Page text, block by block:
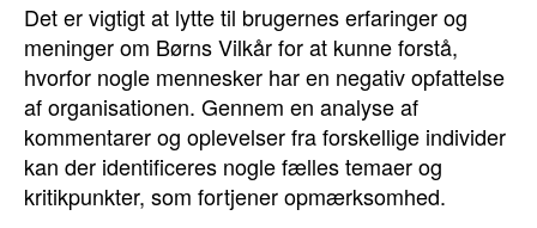
Det er vigtigt at lytte til brugernes erfaringer og
meninger om Børns Vilkår for at kunne forstå,
hvorfor nogle mennesker har en negativ opfattelse
af organisationen. Gennem en analyse af
kommentarer og oplevelser fra forskellige individer
kan der identificeres nogle fælles temaer og
kritikpunkter, som fortjener opmærksomhed.